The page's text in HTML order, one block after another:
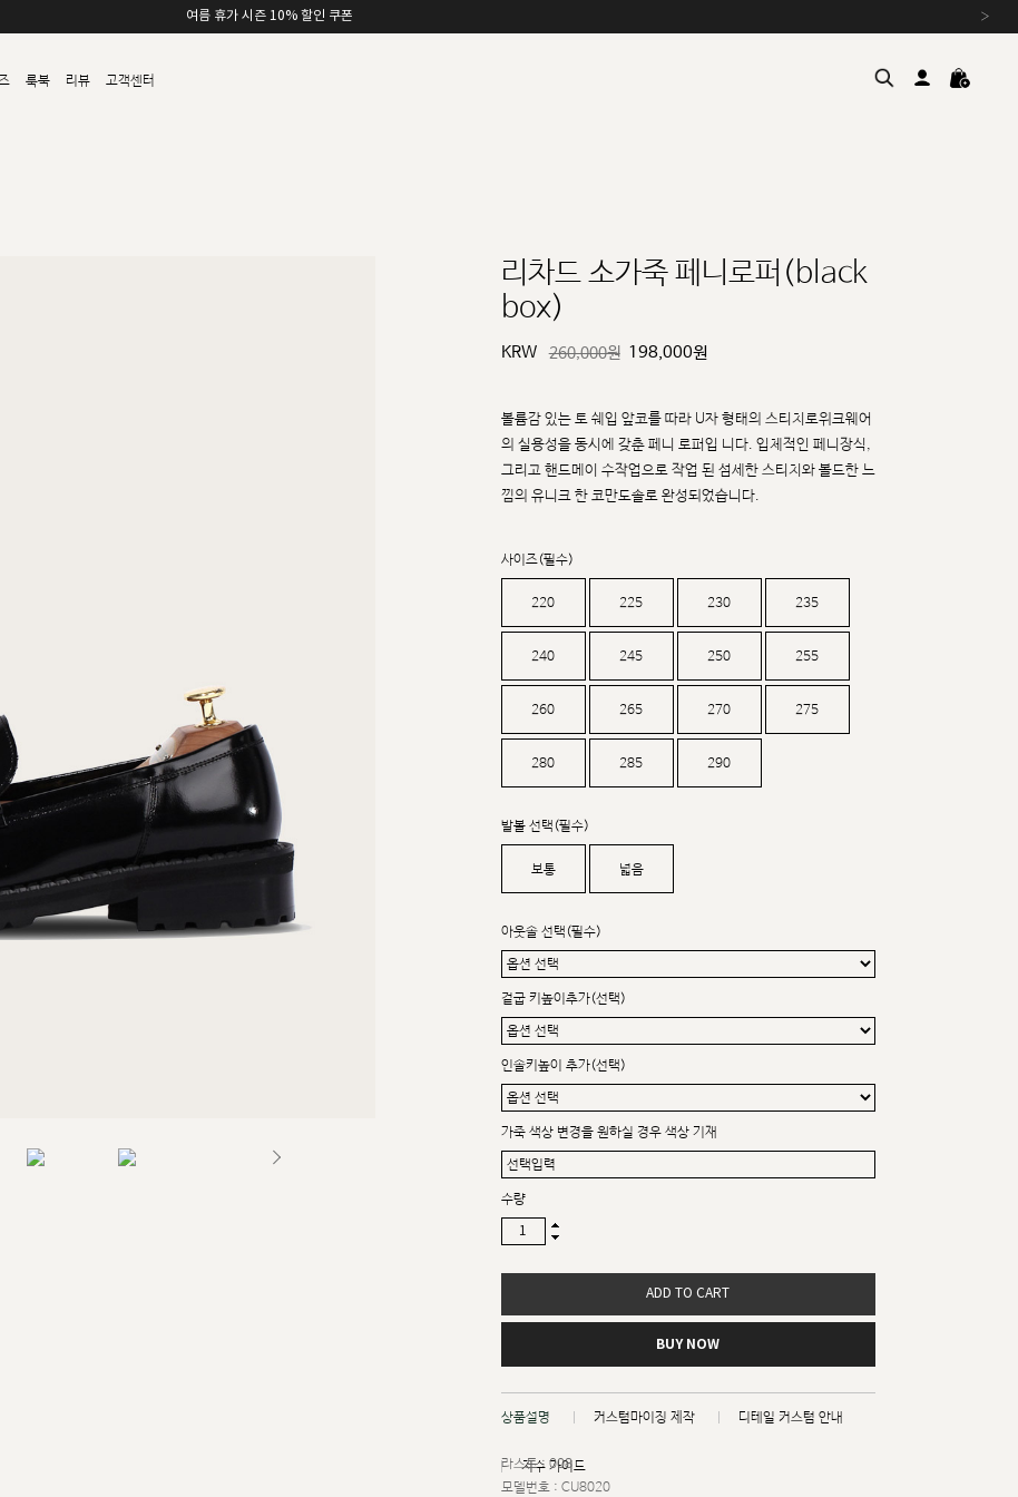
여름 휴가 시즌 10% 할인 쿠폰 ›
룩북 리뷰 고객센터
sat,sun,holiday off
리차드 소가죽 페니로퍼(black
box)
KRW 260,000원 198,000원
볼륨감 있는 토 쉐입 앞코를 따라 U자 형태의 스티치로위크웨어
의 실용성을 동시에 갖춘 페니 로퍼입 니다. 입체적인 페니장식,
그리고 핸드메이 수작업으로 작업 된 섬세한 스티치와 볼드한 느
낌의 유니크 한 코만도솔로 완성되었습니다.
사이즈(필수)
220 225 230 235
240 245 250 255
260 265 270 275
280 285 290
발볼 선택(필수)
보통 넓음
아웃솔 선택(필수)
겉굽 키높이추가(선택)
인솔키높이 추가(선택)
가죽 색상 변경을 원하실 경우 색상 기재
수량
ADD TO CART
BUY NOW
상품설명 커스텀마이징 제작 디테일 커스텀 안내
치수 가이드
라스트 : 008
모델번호 : CU8020